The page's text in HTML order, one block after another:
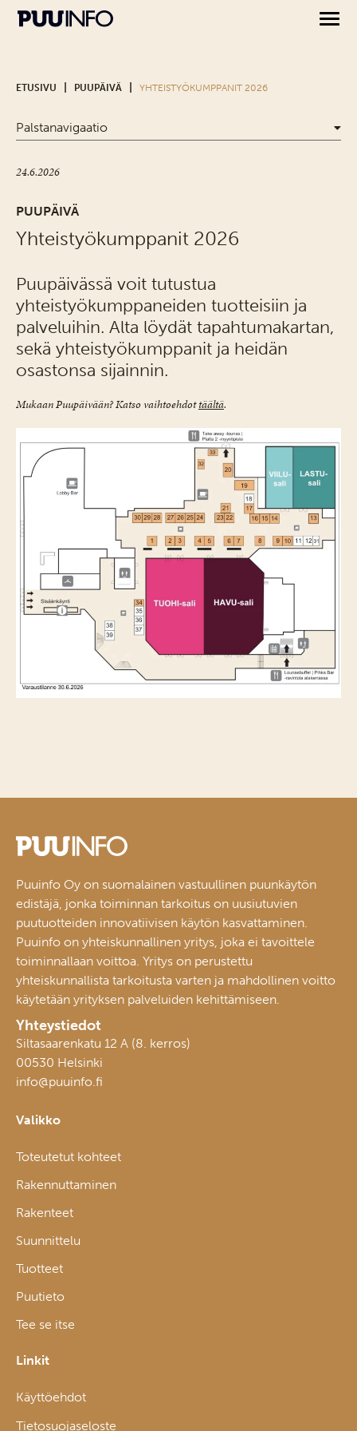
ETUSIVU PUUPÄIVÄ YHTEISTYÖKUMPPANIT 2026
Palstanavigaatio
24.6.2026
PUUPÄIVÄ
Yhteistyökumppanit 2026
Puupäivässä voit tutustua
yhteistyökumppaneiden tuotteisiin ja
palveluihin. Alta löydät tapahtumakartan,
sekä yhteistyökumppanit ja heidän
osastonsa sijainnin.
Mukaan Puupäivään? Katso vaihtoehdottäältä.
Puuinfo Oy on suomalainen vastuullinen puunkäytön
edistäjä, jonka toiminnan tarkoitus on uusiutuvien
puutuotteiden innovatiivisen käytön kasvattaminen.
Puuinfo on yhteiskunnallinen yritys, joka ei tavoittele
toiminnallaan voittoa. Yritys on perustettu
yhteiskunnallista tarkoitusta varten ja mahdollinen voitto
käytetään yrityksen palveluiden kehittämiseen.
Yhteystiedot
Siltasaarenkatu 12 A (8. kerros)
00530 Helsinki
info@puuinfo.fi
Valikko
Toteutetut kohteet
Rakennuttaminen
Rakenteet
Suunnittelu
Tuotteet
Puutieto
Tee se itse
Linkit
Käyttöehdot
Tietosuojaseloste